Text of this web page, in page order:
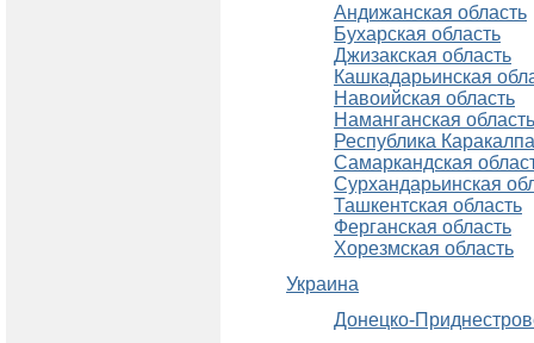
Андижанская область
Бухарская область
Джизакская область
Кашкадарьинская
Навоийская область
Наманганская область
Республика
Самаркандская
Сурхандарьинская
Ташкентская область
Ферганская область
Хорезмская область
Украина
Донецко-